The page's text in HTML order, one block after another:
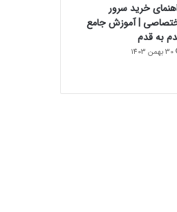
خرید سرور
| آموزش جامع
به قدم
30 بهمن 1403